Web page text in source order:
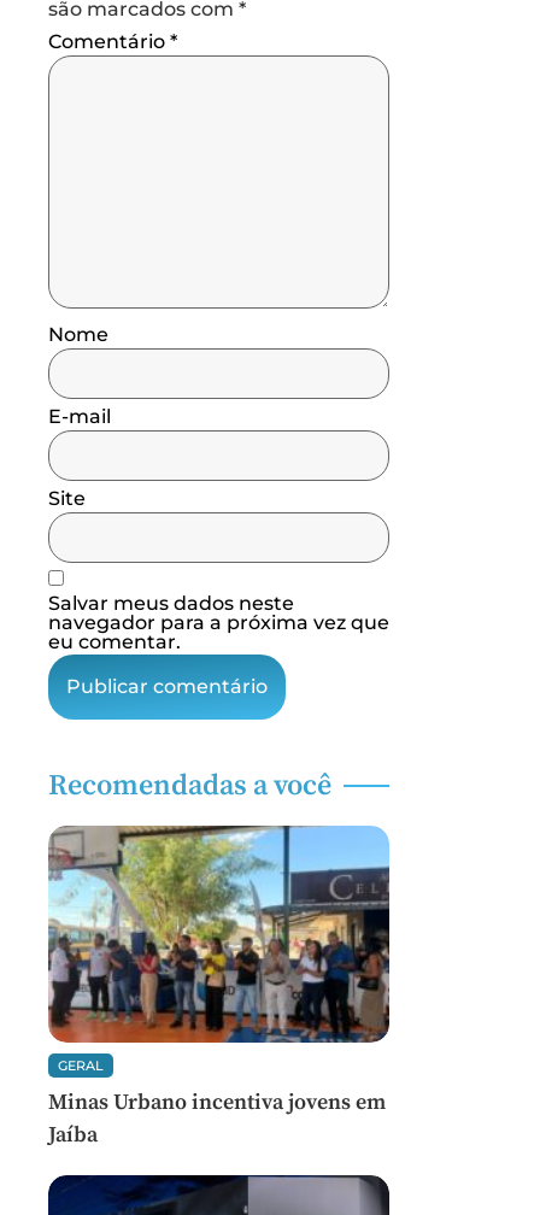
são marcados com *
Comentário *
Nome
E-mail
Site
Salvar meus dados neste
navegador para a próxima vez que
eu comentar.
Recomendadas a você
GERAL
Minas Urbano incentiva jovens em
Jaíba